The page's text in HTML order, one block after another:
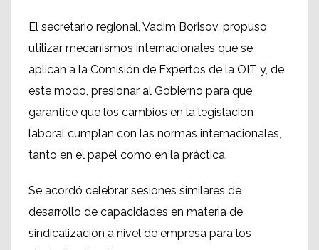
El secretario regional, Vadim Borisov, propuso
utilizar mecanismos internacionales que se
aplican a la Comisión de Expertos de la OIT y, de
este modo, presionar al Gobierno para que
garantice que los cambios en la legislación
laboral cumplan con las normas internacionales,
tanto en el papel como en la práctica.
Se acordó celebrar sesiones similares de
desarrollo de capacidades en materia de
sindicalización a nivel de empresa para los